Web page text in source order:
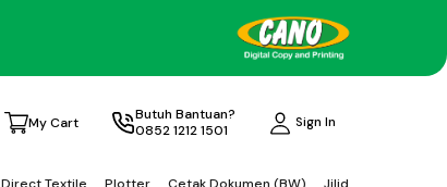
My Cart
Butuh Bantuan?
0852 1212 1501
Sign In